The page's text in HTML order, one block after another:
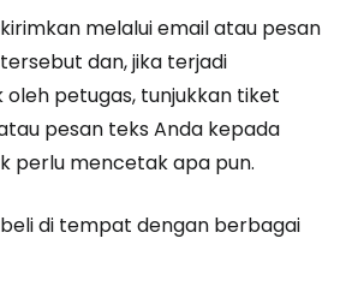
melalui email atau pesan
dan, jika terjadi
petugas, tunjukkan tiket
pesan teks Anda kepada
perlu mencetak apa pun.
di tempat dengan berbagai